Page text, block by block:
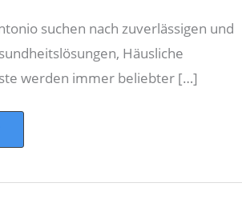
suchen nach zuverlässigen und
Häusliche
werden immer beliebter […]